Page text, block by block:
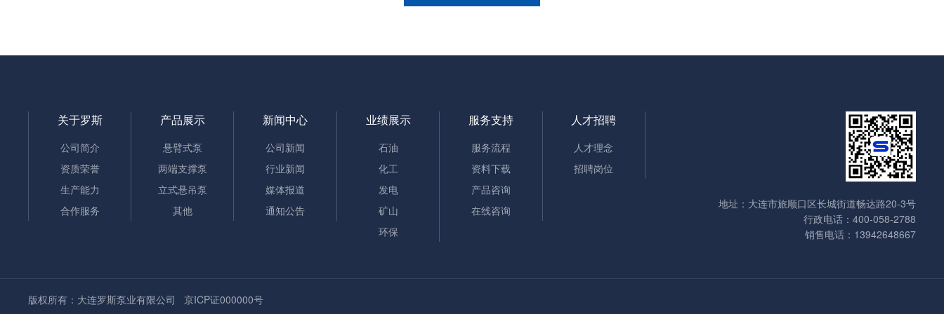
关于罗斯
公司简介
资质荣誉
生产能力
合作服务
产品展示
悬臂式泵
两端支撑泵
立式悬吊泵
其他
新闻中心
公司新闻
行业新闻
媒体报道
通知公告
业绩展示
石油
化工
发电
矿山
环保
服务支持
服务流程
资料下载
产品咨询
在线咨询
人才招聘
人才理念
招聘岗位
地址：大连市旅顺口区长城街道畅达路20-3号
行政电话： 400-058-2788
销售电话：13942648667
版权所有：大连罗斯泵业有限公司 京ICP证000000号